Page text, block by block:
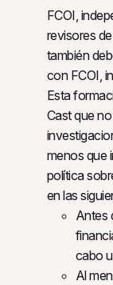
FCOI,
revisores
también
con FCOI,
Esta
Cast que
menos que
política
en las
Antes
cabo
Al